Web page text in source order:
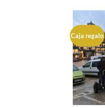
Caja regalo